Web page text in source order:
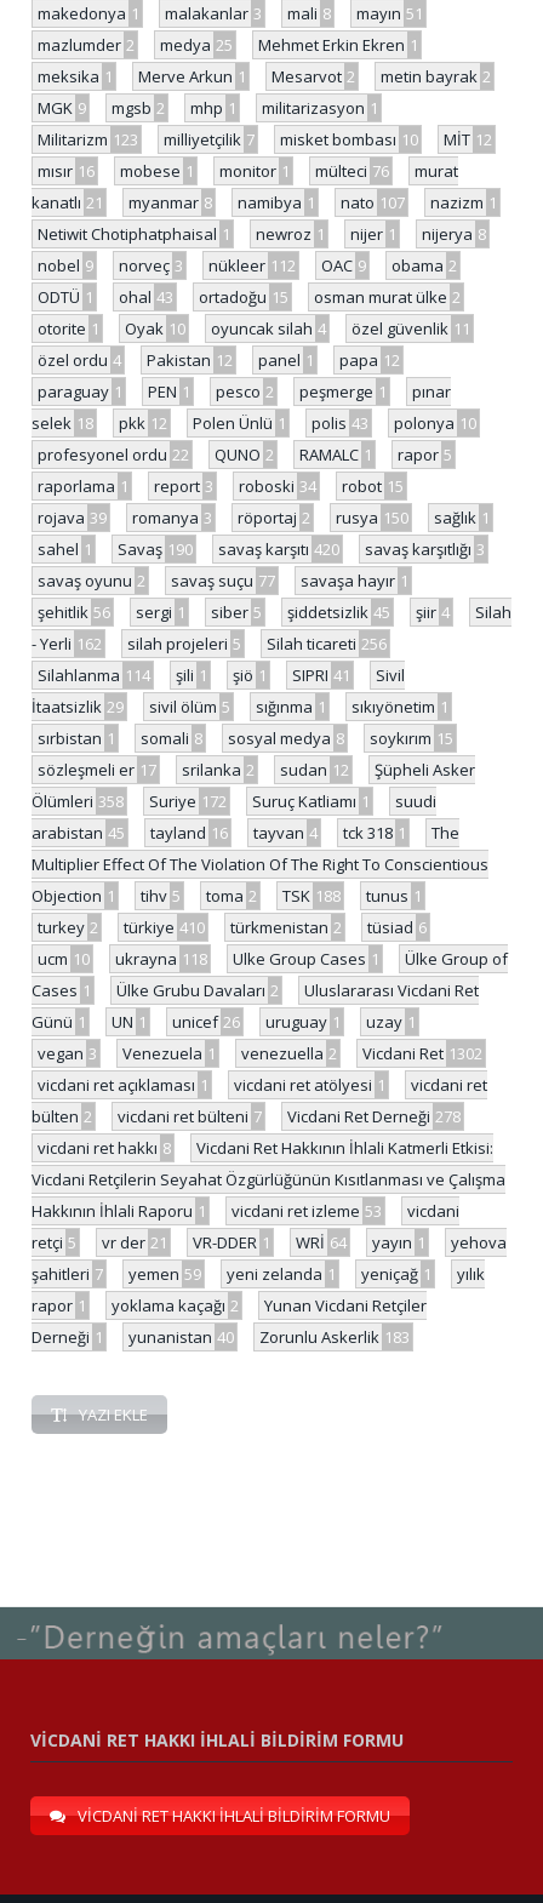
makedonya 1 malakanlar 3 mali 8 mayın 51
mazlumder 2 medya 25 Mehmet Erkin Ekren 1
meksika 1 Merve Arkun 1 Mesarvot 2 metin bayrak 2
MGK 9 mgsb 2 mhp 1 militarizasyon 1
Militarizm 123 milliyetçilik 7 misket bombası 10 MİT 12
mısır 16 mobese 1 monitor 1 mülteci 76
murat
kanatlı 21 myanmar 8 namibya 1 nato 107 nazizm 1
Netiwit Chotiphatphaisal 1 newroz 1 nijer 1 nijerya 8
nobel 9 norveç 3 nükleer 112 OAC 9 obama 2
ODTÜ 1 ohal 43 ortadoğu 15 osman murat ülke 2
otorite 1 Oyak 10 oyuncak silah 4 özel güvenlik 11
özel ordu 4 Pakistan 12 panel 1 papa 12
paraguay 1 PEN 1 pesco 2 peşmerge 1
pınar
selek 18 pkk 12 Polen Ünlü 1 polis 43 polonya 10
profesyonel ordu 22 QUNO 2 RAMALC 1 rapor 5
raporlama 1 report 3 roboski 34 robot 15
rojava 39 romanya 3 röportaj 2 rusya 150 sağlık 1
sahel 1 Savaş 190 savaş karşıtı 420 savaş karşıtlığı 3
savaş oyunu 2 savaş suçu 77 savaşa hayır 1
şehitlik 56 sergi 1 siber 5 şiddetsizlik 45 şiir 4
Silah
- Yerli 162 silah projeleri 5 Silah ticareti 256
Silahlanma 114 şili 1 şiö 1 SIPRI 41
Sivil
İtaatsizlik 29 sivil ölüm 5 sığınma 1 sıkıyönetim 1
sırbistan 1 somali 8 sosyal medya 8 soykırım 15
sözleşmeli er 17 srilanka 2 sudan 12
Şüpheli Asker
Ölümleri 358 Suriye 172 Suruç Katliamı 1
suudi
arabistan 45 tayland 16 tayvan 4 tck 318 1
The
Multiplier Effect Of The Violation Of The Right To Conscientious
Objection 1 tihv 5 toma 2 TSK 188 tunus 1
turkey 2 türkiye 410 türkmenistan 2 tüsiad 6
ucm 10 ukrayna 118 Ulke Group Cases 1
Ülke Group of
Cases 1 Ülke Grubu Davaları 2
Uluslararası Vicdani Ret
Günü 1 UN 1 unicef 26 uruguay 1 uzay 1
vegan 3 Venezuela 1 venezuella 2 Vicdani Ret 1302
vicdani ret açıklaması 1 vicdani ret atölyesi 1
vicdani ret
bülten 2 vicdani ret bülteni 7 Vicdani Ret Derneği 278
vicdani ret hakkı 8
Vicdani Ret Hakkının İhlali Katmerli Etkisi:
Vicdani Retçilerin Seyahat Özgürlüğünün Kısıtlanması ve Çalışma
Hakkının İhlali Raporu 1 vicdani ret izleme 53
vicdani
retçi 5 vr der 21 VR-DDER 1 WRİ 64 yayın 1
yehova
şahitleri 7 yemen 59 yeni zelanda 1 yeniçağ 1
yılık
rapor 1 yoklama kaçağı 2
Yunan Vicdani Retçiler
Derneği 1 yunanistan 40 Zorunlu Askerlik 183
YAZI EKLE
VİCDANİ RET HAKKI İHLALİ BİLDİRİM FORMU
VİCDANİ RET HAKKI İHLALİ BİLDİRİM FORMU